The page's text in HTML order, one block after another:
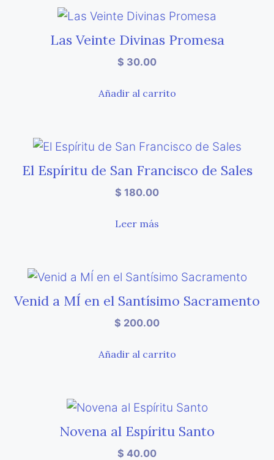
Las Veinte Divinas Promesa
$ 30.00
Añadir al carrito
El Espíritu de San Francisco de Sales
$ 180.00
Leer más
Venid a MÍ en el Santísimo Sacramento
$ 200.00
Añadir al carrito
Novena al Espíritu Santo
$ 40.00